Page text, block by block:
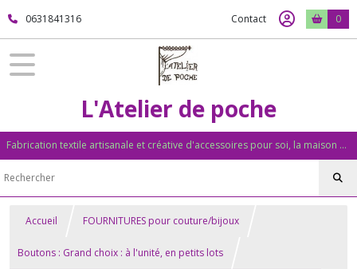
0631841316 Contact 0
L'Atelier de poche
Fabrication textile artisanale et créative d'accessoires pour soi, la maison et pour offrir... Mais pas que ...
Accueil FOURNITURES pour couture/bijoux
Boutons : Grand choix : à l'unité, en petits lots